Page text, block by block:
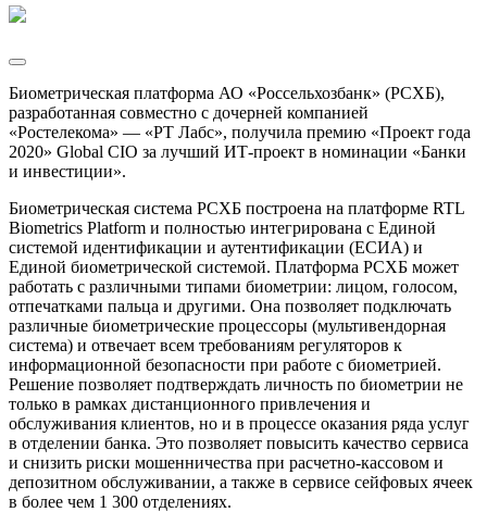
Биометрическая платформа АО «Россельхозбанк» (РСХБ),
разработанная совместно с дочерней компанией
«Ростелекома» — «РТ Лабс», получила премию «Проект года
2020» Global CIO за лучший ИТ-проект в номинации «Банки
и инвестиции».
Биометрическая система РСХБ построена на платформе RTL
Biometrics Platform и полностью интегрирована с Единой
системой идентификации и аутентификации (ЕСИА) и
Единой биометрической системой. Платформа РСХБ может
работать с различными типами биометрии: лицом, голосом,
отпечатками пальца и другими. Она позволяет подключать
различные биометрические процессоры (мультивендорная
система) и отвечает всем требованиям регуляторов к
информационной безопасности при работе с биометрией.
Решение позволяет подтверждать личность по биометрии не
только в рамках дистанционного привлечения и
обслуживания клиентов, но и в процессе оказания ряда услуг
в отделении банка. Это позволяет повысить качество сервиса
и снизить риски мошенничества при расчетно-кассовом и
депозитном обслуживании, а также в сервисе сейфовых ячеек
в более чем 1 300 отделениях.